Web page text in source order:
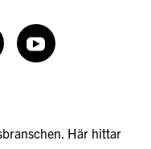
Youtube
Här hittar